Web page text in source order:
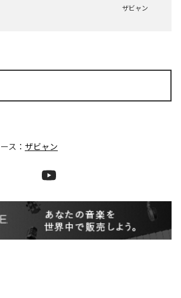
ザビャン
ス： ザビャン